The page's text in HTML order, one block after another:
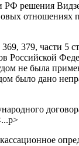
решения
отношениях
379, части 5
не была
было дано